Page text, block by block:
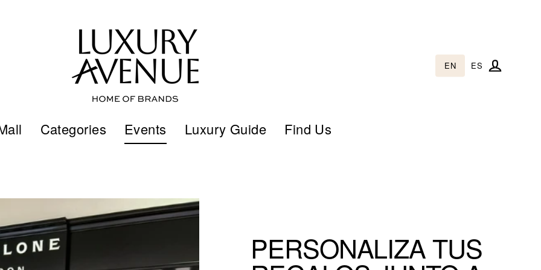
EN ES
Categories Events Luxury Guide Find Us
PERSONALIZA TUS